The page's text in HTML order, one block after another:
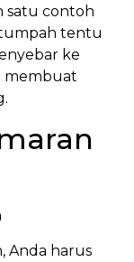
satu contoh
tentu
ke
membuat
Anda harus